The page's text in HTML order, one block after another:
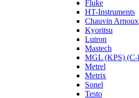
Fluke
HT-Instruments
Chauvin Arnoux
Kyoritsu
Lutron
Mastech
MGL (KPS)
Metrel
Metrix
Sonel
Testo